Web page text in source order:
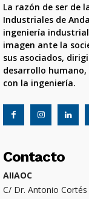
La razón de ser de
Industriales de
ingeniería
imagen ante la
sus asociados,
desarrollo
con la ingeniería.
Contacto
AIIAOC
C/ Dr. Antonio Cortés